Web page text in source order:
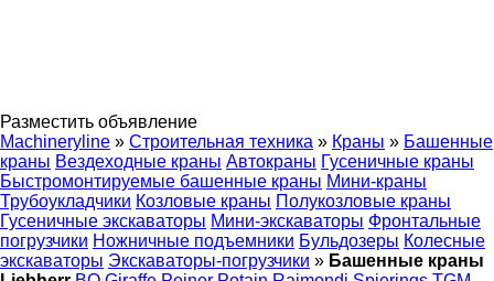
Разместить объявление
Machineryline » Строительная техника » Краны » Башенные
краны Вездеходные краны Автокраны Гусеничные краны
Быстромонтируемые башенные краны Мини-краны
Трубоукладчики Козловые краны Полукозловые краны
Гусеничные экскаваторы Мини-экскаваторы Фронтальные
погрузчики Ножничные подъемники Бульдозеры Колесные
экскаваторы Экскаваторы-погрузчики » Башенные краны